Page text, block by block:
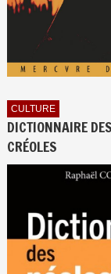
CULTURE
DICTIONNAIRE
CRÉOLES